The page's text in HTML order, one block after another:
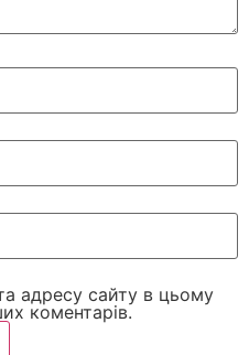
адресу сайту в цьому
коментарів.